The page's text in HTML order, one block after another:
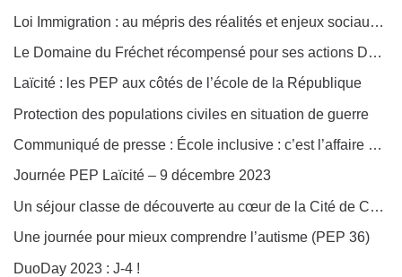
Loi Immigration : au mépris des réalités et enjeux sociaux et de solidarité
Le Domaine du Fréchet récompensé pour ses actions Développement durable (PEP 59)
Laïcité : les PEP aux côtés de l’école de la République
Protection des populations civiles en situation de guerre
Communiqué de presse : École inclusive : c’est l’affaire de tous !
Journée PEP Laïcité – 9 décembre 2023
Un séjour classe de découverte au cœur de la Cité de Carcassonne (PEP 11)
Une journée pour mieux comprendre l’autisme (PEP 36)
DuoDay 2023 : J-4 !